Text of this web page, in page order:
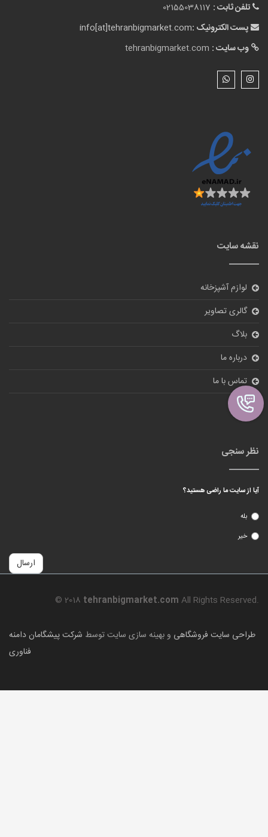
تلفن ثابت : 02155038117
پست الکترونیک :info[at]tehranbigmarket.com
وب سایت : tehranbigmarket.com
نقشه سایت
لوازم آشپزخانه
گالری تصاویر
بلاگ
درباره ما
تماس با ما
ورود
نظر سنجی
آیا از سایت ما راضی هستید؟
بله
خیر
ارسال
© 2018 tehranbigmarket.com All Rights Reserved.
طراحی سایت فروشگاهی و بهینه سازی سایت توسط شرکت پیشگامان دامنه
فناوری